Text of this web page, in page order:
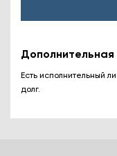
Есть исполнительный
долг.